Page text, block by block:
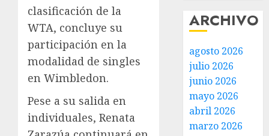
clasificación de la
WTA, concluye su
participación en la
modalidad de singles
en Wimbledon.
Pese a su salida en
individuales, Renata
ARCHIVO
agosto 2026
julio 2026
junio 2026
mayo 2026
abril 2026
marzo 2026